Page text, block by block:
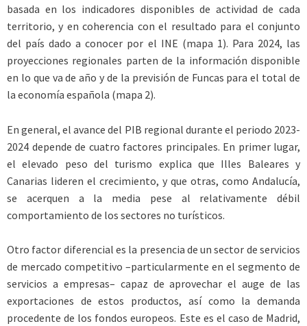
basada en los indicadores disponibles de actividad de cada
territorio, y en coherencia con el resultado para el conjunto
del país dado a conocer por el INE (mapa 1). Para 2024, las
proyecciones regionales parten de la información disponible
en lo que va de año y de la previsión de Funcas para el total de
la economía española (mapa 2).
En general, el avance del PIB regional durante el periodo 2023-
2024 depende de cuatro factores principales. En primer lugar,
el elevado peso del turismo explica que Illes Baleares y
Canarias lideren el crecimiento, y que otras, como Andalucía,
se acerquen a la media pese al relativamente débil
comportamiento de los sectores no turísticos.
Otro factor diferencial es la presencia de un sector de servicios
de mercado competitivo –particularmente en el segmento de
servicios a empresas– capaz de aprovechar el auge de las
exportaciones de estos productos, así como la demanda
procedente de los fondos europeos. Este es el caso de Madrid,